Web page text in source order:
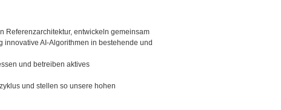
Referenzarchitektur, entwickeln gemeinsam
AI-Algorithmen in bestehende und
und betreiben aktives
und stellen so unsere hohen